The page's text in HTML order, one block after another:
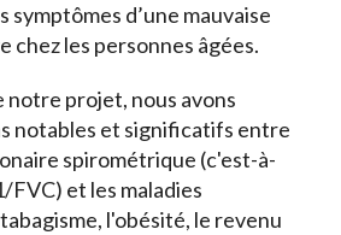
symptômes d’une mauvaise
chez les personnes âgées.
notre projet, nous avons
notables et significatifs entre
spirométrique (c'est-à-
FVC) et les maladies
l'obésité, le revenu